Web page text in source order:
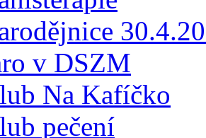
v DSZM
Na Kafíčko
pečení